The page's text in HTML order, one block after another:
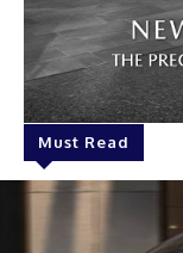
Must Read